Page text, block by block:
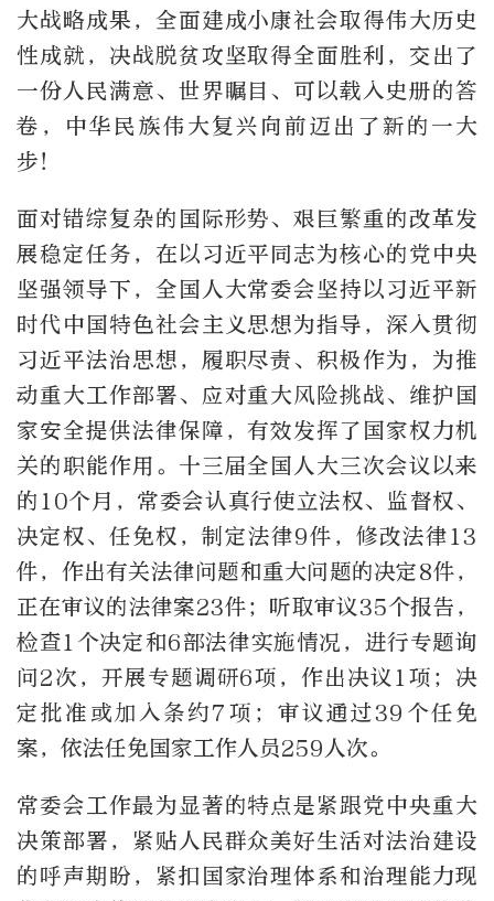
大战略成果，全面建成小康社会取得伟大历史
性成就，决战脱贫攻坚取得全面胜利，交出了
一份人民满意、世界瞩目、可以载入史册的答
卷，中华民族伟大复兴向前迈出了新的一大
步！
面对错综复杂的国际形势、艰巨繁重的改革发
展稳定任务，在以习近平同志为核心的党中央
坚强领导下，全国人大常委会坚持以习近平新
时代中国特色社会主义思想为指导，深入贯彻
习近平法治思想，履职尽责、积极作为，为推
动重大工作部署、应对重大风险挑战、维护国
家安全提供法律保障，有效发挥了国家权力机
关的职能作用。十三届全国人大三次会议以来
的10个月，常委会认真行使立法权、监督权、
决定权、任免权，制定法律9件，修改法律13
件，作出有关法律问题和重大问题的决定8件，
正在审议的法律案23件；听取审议35个报告，
检查1个决定和6部法律实施情况，进行专题询
问2次，开展专题调研6项，作出决议1项；决
定批准或加入条约7项；审议通过39个任免
案，依法任免国家工作人员259人次。
常委会工作最为显著的特点是紧跟党中央重大
决策部署，紧贴人民群众美好生活对法治建设
的呼声期盼，紧扣国家治理体系和治理能力现